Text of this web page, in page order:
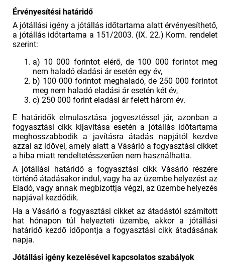
Érvényesítési határidő
A jótállási igény a jótállás időtartama alatt érvényesíthető,
a jótállás időtartama a 151/2003. (IX. 22.) Korm. rendelet
szerint:
a) 10 000 forintot elérő, de 100 000 forintot meg
nem haladó eladási ár esetén egy év,
b) 100 000 forintot meghaladó, de 250 000 forintot
meg nem haladó eladási ár esetén két év,
c) 250 000 forint eladási ár felett három év.
E határidők elmulasztása jogvesztéssel jár, azonban a
fogyasztási cikk kijavítása esetén a jótállás időtartama
meghosszabbodik a javításra átadás napjától kezdve
azzal az idővel, amely alatt a Vásárló a fogyasztási cikket
a hiba miatt rendeltetésszerűen nem használhatta.
A jótállási határidő a fogyasztási cikk Vásárló részére
történő átadásakor indul, vagy ha az üzembe helyezést az
Eladó, vagy annak megbízottja végzi, az üzembe helyezés
napjával kezdődik.
Ha a Vásárló a fogyasztási cikket az átadástól számított
hat hónapon túl helyezteti üzembe, akkor a jótállási
határidő kezdő időpontja a fogyasztási cikk átadásának
napja.
Jótállási igény kezelésével kapcsolatos szabályok